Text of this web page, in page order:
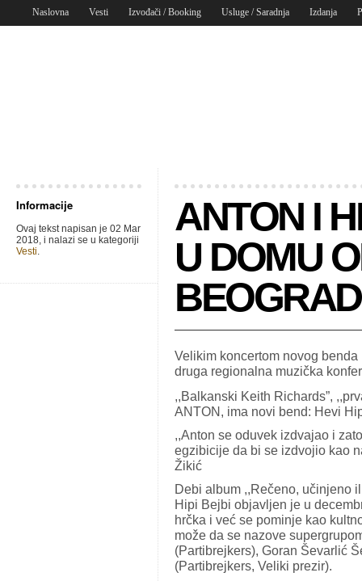
Naslovna Vesti Izvođači / Booking Usluge / Saradnja Izdanja
Informacije
Ovaj tekst napisan je 02 Mar
2018, i nalazi se u kategoriji
Vesti.
ANTON I
U DOMU
Velikim koncertom novog
druga regionalna muzička
,,Balkanski Keith Richards”,
ANTON, ima novi bend: Hevi
,,Anton se oduvek izdvajao i
egzibicije da bi se izdvojio kao
Žikić
Debi album ,,Rečeno, učinjeno
Hipi Bejbi objavljen je u
hrčka i već se pominje kao
može da se nazove
(Partibrejkers), Goran Ševarlić
(Partibrejkers, Veliki prezir).